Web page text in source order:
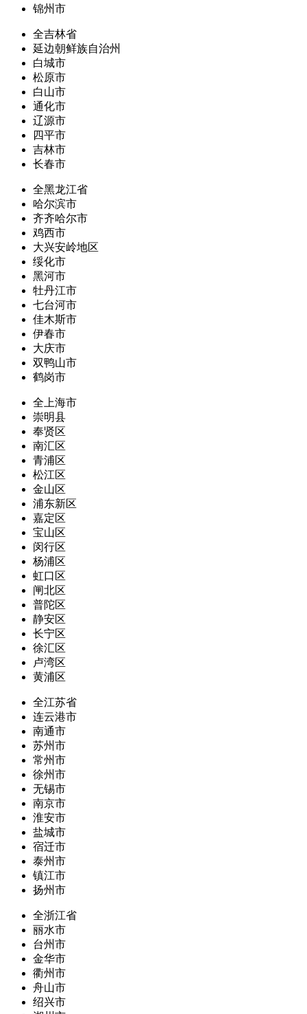
锦州市
全吉林省
延边朝鲜族自治州
白城市
松原市
白山市
通化市
辽源市
四平市
吉林市
长春市
全黑龙江省
哈尔滨市
齐齐哈尔市
鸡西市
大兴安岭地区
绥化市
黑河市
牡丹江市
七台河市
佳木斯市
伊春市
大庆市
双鸭山市
鹤岗市
全上海市
崇明县
奉贤区
南汇区
青浦区
松江区
金山区
浦东新区
嘉定区
宝山区
闵行区
杨浦区
虹口区
闸北区
普陀区
静安区
长宁区
徐汇区
卢湾区
黄浦区
全江苏省
连云港市
南通市
苏州市
常州市
徐州市
无锡市
南京市
淮安市
盐城市
宿迁市
泰州市
镇江市
扬州市
全浙江省
丽水市
台州市
金华市
衢州市
舟山市
绍兴市